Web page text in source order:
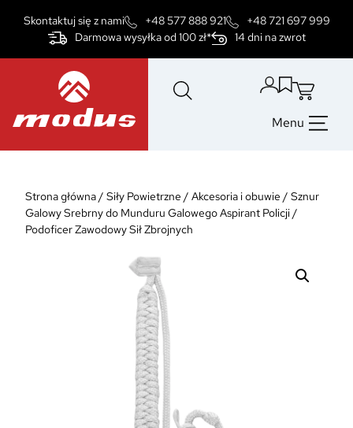
Skontaktuj się z nami +48 577 888 921
+48 721 697 999
Darmowa wysyłka od 100 zł*
14 dni na zwrot
Menu
Strona główna/ Siły Powietrzne / Akcesoria i obuwie / Sznur
Galowy Srebrny do Munduru Galowego Aspirant Policji /
Podoficer Zawodowy Sił Zbrojnych